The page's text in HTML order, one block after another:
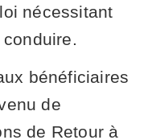
nécessitant
bénéficiaires
de
de Retour à